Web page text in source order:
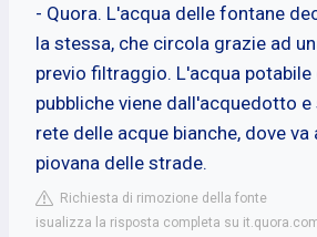
- Quora. L'acqua delle fontane
la stessa, che circola grazie ad
previo filtraggio. L'acqua
pubbliche viene dall'acquedotto e
rete delle acque bianche, dove va
piovana delle strade.
Richiesta di rimozione della fonte
isualizza la risposta completa su